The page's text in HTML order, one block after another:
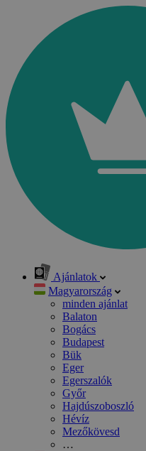
Ajánlatok
Magyarország
minden ajánlat
Balaton
Bogács
Budapest
Bük
Eger
Egerszalók
Győr
Hajdúszoboszló
Hévíz
Mezőkövesd
…